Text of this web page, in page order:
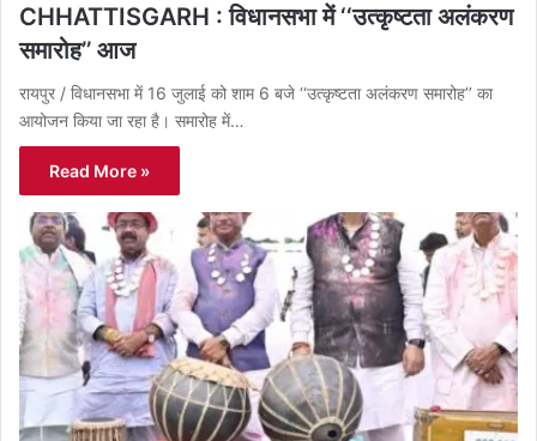
CHHATTISGARH : विधानसभा में ‘‘उत्कृष्टता अलंकरण
समारोह’’ आज
रायपुर / विधानसभा में 16 जुलाई को शाम 6 बजे ‘‘उत्कृष्टता अलंकरण समारोह’’ का
आयोजन किया जा रहा है। समारोह में…
Read More »